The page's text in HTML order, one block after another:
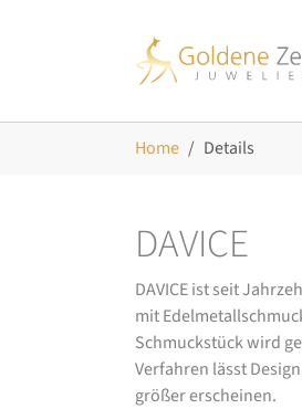
Home Details
DAVICE
DAVICE ist seit
mit
Schmuckstück wird
Verfahren lässt
größer erscheinen.